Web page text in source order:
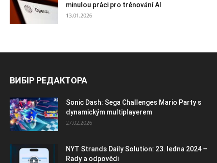
minulou práci pro trénování AI
13.01.2026
ВИБІР РЕДАКТОРА
Sonic Dash: Sega Challenges Mario Party s
dynamickým multiplayerem
27.02.2026
NYT Strands Daily Solution: 23. ledna 2024 –
Rady a odpovědi